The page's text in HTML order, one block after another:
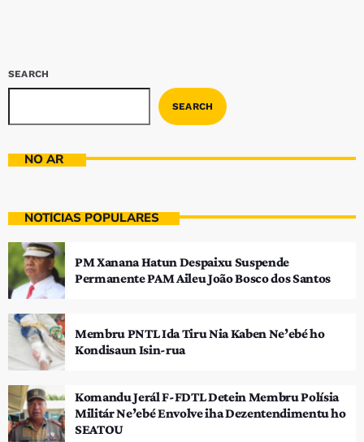
SEARCH
SEARCH
NO AR
NOTÍCIAS POPULARES
PM Xanana Hatun Despaixu Suspende
Permanente PAM Aileu João Bosco dos Santos
Membru PNTL Ida Tiru Nia Kaben Ne’ebé ho
Kondisaun Isin-rua
Komandu Jerál F-FDTL Detein Membru Polísia
Militár Ne’ebé Envolve iha Dezentendimentu ho
SEATOU